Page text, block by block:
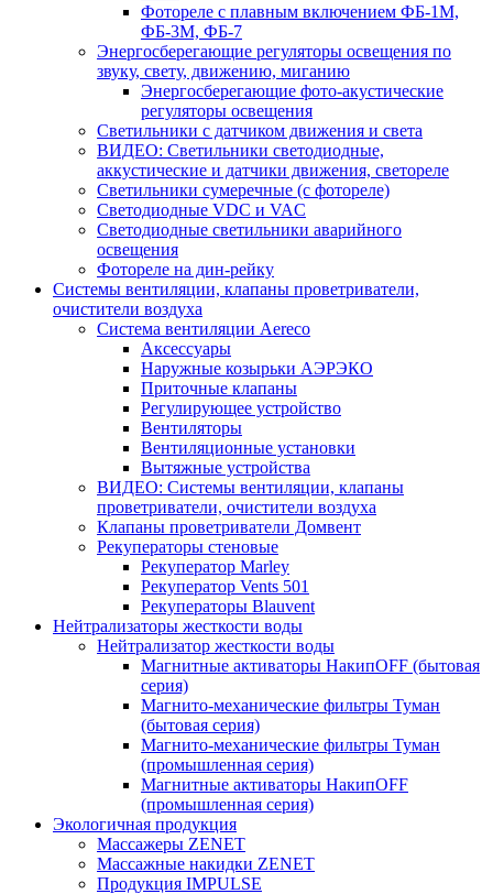
Фотореле с плавным включением ФБ-1М,
ФБ-3М, ФБ-7
Энергосберегающие регуляторы освещения по
звуку, свету, движению, миганию
Энергосберегающие фото-акустические
регуляторы освещения
Светильники с датчиком движения и света
ВИДЕО: Светильники светодиодные,
аккустические и датчики движения, светореле
Светильники сумеречные (с фотореле)
Светодиодные VDC и VAC
Светодиодные светильники аварийного
освещения
Фотореле на дин-рейку
Системы вентиляции, клапаны проветриватели,
очистители воздуха
Система вентиляции Aereco
Аксессуары
Наружные козырьки АЭРЭКО
Приточные клапаны
Регулирующее устройство
Вентиляторы
Вентиляционные установки
Вытяжные устройства
ВИДЕО: Системы вентиляции, клапаны
проветриватели, очистители воздуха
Клапаны проветриватели Домвент
Рекуператоры стеновые
Рекуператор Marley
Рекуператор Vents 501
Рекуператоры Blauvent
Нейтрализаторы жесткости воды
Нейтрализатор жесткости воды
Магнитные активаторы НакипOFF (бытовая
серия)
Магнито-механические фильтры Туман
(бытовая серия)
Магнито-механические фильтры Туман
(промышленная серия)
Магнитные активаторы НакипOFF
(промышленная серия)
Экологичная продукция
Массажеры ZENET
Массажные накидки ZENET
Продукция IMPULSE